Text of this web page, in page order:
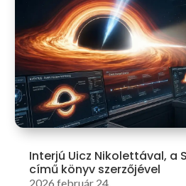
Interjú Uicz Nikolettával, a
című könyv szerzőjével
2026 február 24.